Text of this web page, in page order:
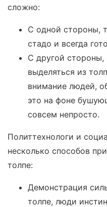
сложно:
С одной стороны,
стадо и всегда
С другой
выделяться из
внимание людей,
это на фоне
совсем непросто.
Политтехнологи и
несколько способов
толпе:
Демонстрация
толпе, люди